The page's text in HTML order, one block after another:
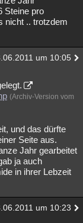
Steine pro
nicht .. trotzdem
um 10:05
(Archiv-Version vom
und das dürfte
Seite aus.
Jahr gearbeitet
ja auch
in ihrer Lebzeit
um 10:23